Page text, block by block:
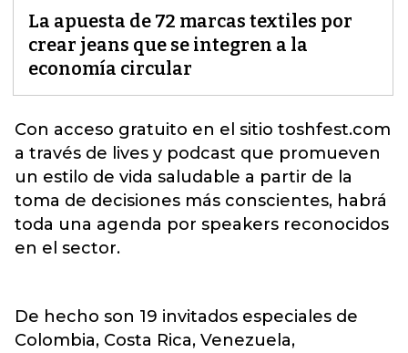
La apuesta de 72 marcas textiles por
crear jeans que se integren a la
economía circular
Con acceso gratuito en el sitio toshfest.com
a través de lives y podcast que promueven
un estilo de vida saludable a partir de la
toma de decisiones más conscientes, habrá
toda una agenda por speakers reconocidos
en el sector.
De hecho son 19 invitados especiales de
Colombia, Costa Rica, Venezuela,